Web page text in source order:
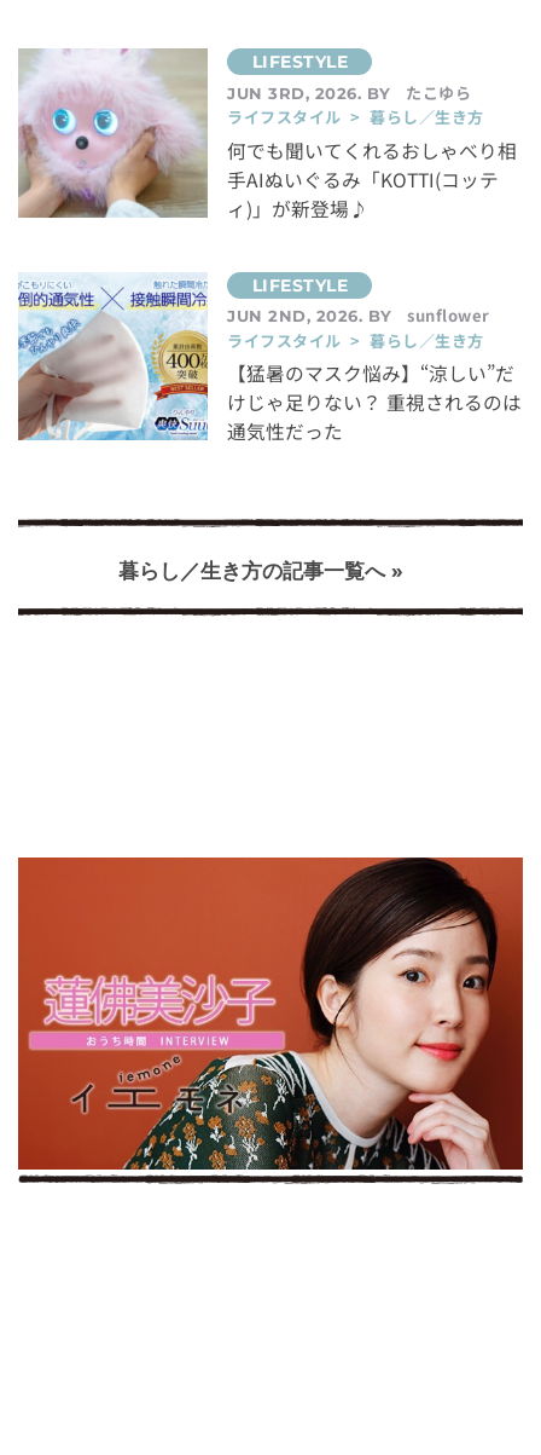
JUN 3RD, 2026. BY
たこゆら
ライフスタイル > 暮らし／生き方
何でも聞いてくれるおしゃべり相
手AIぬいぐるみ「KOTTI(コッテ
ィ)」が新登場♪
JUN 2ND, 2026. BY
sunflower
ライフスタイル > 暮らし／生き方
【猛暑のマスク悩み】“涼しい”だ
けじゃ足りない？ 重視されるのは
通気性だった
暮らし／生き方の記事一覧へ »